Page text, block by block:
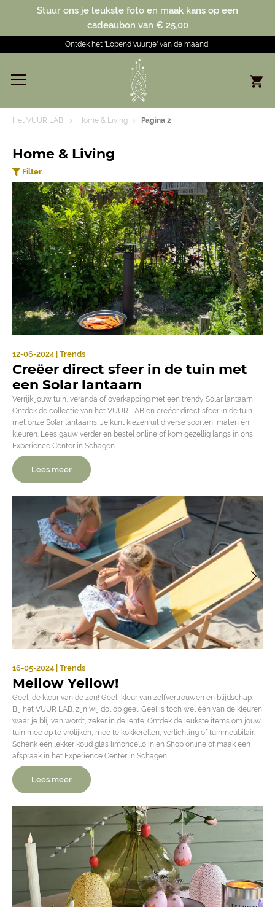
Stuur ons je leukste foto en maak kans op een
cadeaubon van € 25,00
Ontdek het 'Lopend vuurtje' van de maand!
Het VUUR LAB. Home & Living Pagina 2
Home & Living
Filter
12-06-2024 | Trends
Creëer direct sfeer in de tuin met
een Solar lantaarn
Verrijk jouw tuin, veranda of overkapping met een trendy Solar lantaarn!
Ontdek de collectie van het VUUR LAB en creëer direct sfeer in de tuin
met onze Solar lantaarns. Je kunt kiezen uit diverse soorten, maten én
kleuren. Lees gauw verder en bestel online of kom gezellig langs in ons
Experience Center in Schagen.
Lees meer
16-05-2024 | Trends
Mellow Yellow!
Geel, de kleur van de zon! Geel, kleur van zelfvertrouwen en blijdschap.
Bij het VUUR LAB. zijn wij dol op geel. Geel is toch wel één van de kleuren
waar je blij van wordt, zeker in de lente. Ontdek de leukste items om jouw
tuin mee op te vrolijken, mee te kokkerellen, verlichting of tuinmeubilair.
Schenk een lekker koud glas limoncello in en Shop online of maak een
afspraak in het Experience Center in Schagen!
Lees meer